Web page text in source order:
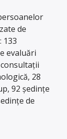
de
133
evaluări
28
92 şedinţe
de